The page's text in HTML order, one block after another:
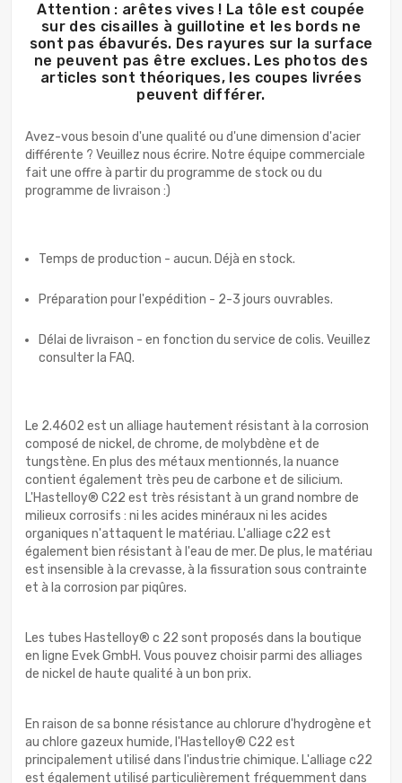
Attention : arêtes vives ! La tôle est coupée
sur des cisailles à guillotine et les bords ne
sont pas ébavurés. Des rayures sur la surface
ne peuvent pas être exclues. Les photos des
articles sont théoriques, les coupes livrées
peuvent différer.
Avez-vous besoin d'une qualité ou d'une dimension d'acier
différente ? Veuillez nous écrire. Notre équipe commerciale
fait une offre à partir du programme de stock ou du
programme de livraison :)
Temps de production - aucun. Déjà en stock.
Préparation pour l'expédition - 2-3 jours ouvrables.
Délai de livraison - en fonction du service de colis. Veuillez
consulter la FAQ.
Le 2.4602 est un alliage hautement résistant à la corrosion
composé de nickel, de chrome, de molybdène et de
tungstène. En plus des métaux mentionnés, la nuance
contient également très peu de carbone et de silicium.
L'Hastelloy® C22 est très résistant à un grand nombre de
milieux corrosifs : ni les acides minéraux ni les acides
organiques n'attaquent le matériau. L'alliage c22 est
également bien résistant à l'eau de mer. De plus, le matériau
est insensible à la crevasse, à la fissuration sous contrainte
et à la corrosion par piqûres.
Les tubes Hastelloy® c 22 sont proposés dans la boutique
en ligne Evek GmbH. Vous pouvez choisir parmi des alliages
de nickel de haute qualité à un bon prix.
En raison de sa bonne résistance au chlorure d'hydrogène et
au chlore gazeux humide, l'Hastelloy® C22 est
principalement utilisé dans l'industrie chimique. L'alliage c22
est également utilisé particulièrement fréquemment dans